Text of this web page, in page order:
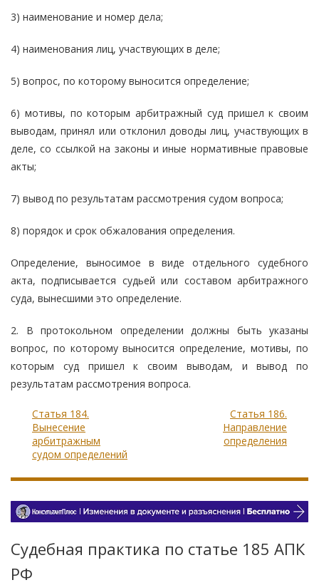
3) наименование и номер дела;
4) наименования лиц, участвующих в деле;
5) вопрос, по которому выносится определение;
6) мотивы, по которым арбитражный суд пришел к своим
выводам, принял или отклонил доводы лиц, участвующих в
деле, со ссылкой на законы и иные нормативные правовые
акты;
7) вывод по результатам рассмотрения судом вопроса;
8) порядок и срок обжалования определения.
Определение, выносимое в виде отдельного судебного
акта, подписывается судьей или составом арбитражного
суда, вынесшими это определение.
2. В протокольном определении должны быть указаны
вопрос, по которому выносится определение, мотивы, по
которым суд пришел к своим выводам, и вывод по
результатам рассмотрения вопроса.
Статья 184.
Вынесение
арбитражным
судом определений
Статья 186.
Направление
определения
Судебная практика по статье 185 АПК
РФ